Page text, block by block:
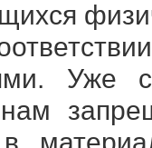
Уже